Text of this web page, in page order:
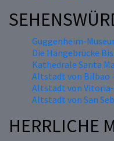
Guggenheim-
Die Hängebrücke
Kathedrale Santa
Altstadt von Bilbao
Altstadt von
Altstadt von San
HERRLICHE